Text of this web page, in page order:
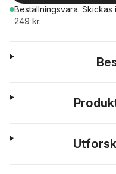
Beställningsvara. Skickas
249 kr.